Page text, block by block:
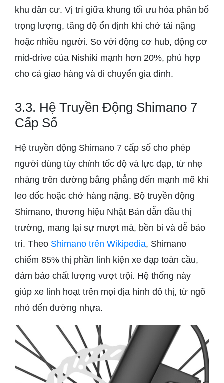
khu dân cư. Vị trí giữa khung tối ưu hóa phân bổ
trọng lượng, tăng độ ổn định khi chở tải nặng
hoặc nhiều người. So với động cơ hub, động cơ
mid-drive của Nishiki mạnh hơn 20%, phù hợp
cho cả giao hàng và di chuyển gia đình.
3.3. Hệ Truyền Động Shimano 7
Cấp Số
Hệ truyền động Shimano 7 cấp số cho phép
người dùng tùy chỉnh tốc độ và lực đạp, từ nhẹ
nhàng trên đường bằng phẳng đến mạnh mẽ khi
leo dốc hoặc chở hàng nặng. Bộ truyền động
Shimano, thương hiệu Nhật Bản dẫn đầu thị
trường, mang lại sự mượt mà, bền bỉ và dễ bảo
trì. Theo Shimano trên Wikipedia, Shimano
chiếm 85% thị phần linh kiện xe đạp toàn cầu,
đảm bảo chất lượng vượt trội. Hệ thống này
giúp xe linh hoạt trên mọi địa hình đô thị, từ ngõ
nhỏ đến đường nhựa.